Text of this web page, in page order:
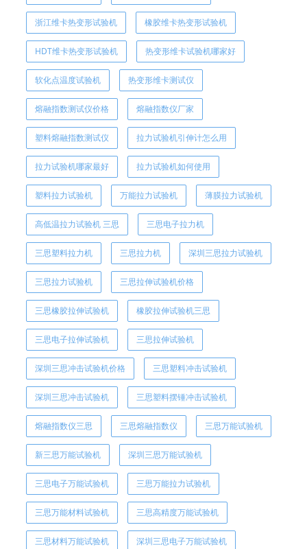
浙江维卡热变形试验机 橡胶维卡热变形试验机
HDT维卡热变形试验机 热变形维卡试验机哪家好
软化点温度试验机 热变形维卡测试仪
熔融指数测试仪价格 熔融指数仪厂家
塑料熔融指数测试仪 拉力试验机引伸计怎么用
拉力试验机哪家最好 拉力试验机如何使用
塑料拉力试验机 万能拉力试验机 薄膜拉力试验机
高低温拉力试验机 三思 三思电子拉力机
三思塑料拉力机 三思拉力机 深圳三思拉力试验机
三思拉力试验机 三思拉伸试验机价格
三思橡胶拉伸试验机 橡胶拉伸试验机三思
三思电子拉伸试验机 三思拉伸试验机
深圳三思冲击试验机价格 三思塑料冲击试验机
深圳三思冲击试验机 三思塑料摆锤冲击试验机
熔融指数仪三思 三思熔融指数仪 三思万能试验机
新三思万能试验机 深圳三思万能试验机
三思电子万能试验机 三思万能拉力试验机
三思万能材料试验机 三思高精度万能试验机
三思材料万能试验机 深圳三思电子万能试验机